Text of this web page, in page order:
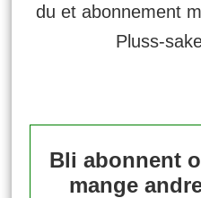
du et abonnement
Pluss-
Bli abonnent
mange